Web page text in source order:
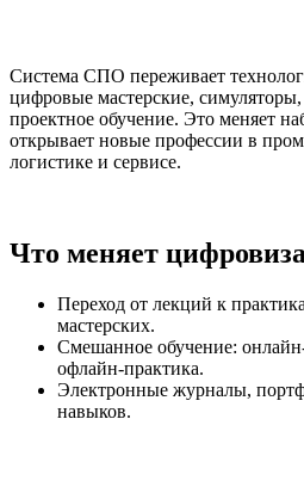
Система СПО переживает
цифровые мастерские,
проектное обучение. Это меняет
открывает новые профессии в
логистике и сервисе.
Что меняет
Переход от лекций к
мастерских.
Смешанное обучение:
офлайн‑практика.
Электронные журналы,
навыков.